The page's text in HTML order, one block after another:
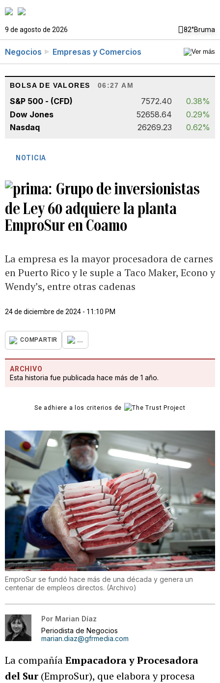
9 de agosto de 2026 82°Bruma
Negocios Empresas y Comercios
BOLSA DE VALORES 06:27 AM
S&P 500 - (CFD) 7572.40
0.38%
Dow Jones
52658.64
0.29%
Nasdaq
26269.23 0.62%
NOTICIA
Grupo de inversionistas
de Ley 60 adquiere la planta
EmproSur en Coamo
La empresa es la mayor procesadora de carnes
en Puerto Rico y le suple a Taco Maker, Econo y
Wendy’s, entre otras cadenas
24 de diciembre de 2024 - 11:10 PM
COMPARTIR ...
ARCHIVO
Esta historia fue publicada hace más de 1 año.
Se adhiere a los criterios de
EmproSur se fundó hace más de una década y genera un
centenar de empleos directos. (Archivo)
Por Marian Díaz
Periodista de Negocios
marian.diaz@gfrmedia.com
La compañíaEmpacadora y Procesadora
del Sur (EmproSur), que elabora y procesa